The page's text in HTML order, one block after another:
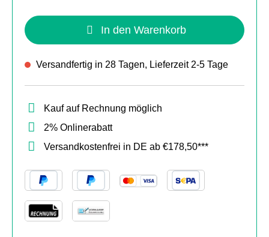
In den Warenkorb
Versandfertig in 28 Tagen, Lieferzeit 2-5 Tage
Kauf auf Rechnung möglich
2% Onlinerabatt
Versandkostenfrei in DE ab €178,50***